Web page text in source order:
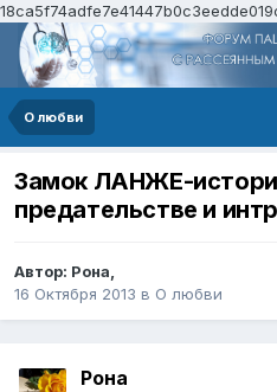
О любви
Замок ЛАНЖЕ-
предательстве и
Автор: Рона,
16 Октября 2013 в О любви
Рона